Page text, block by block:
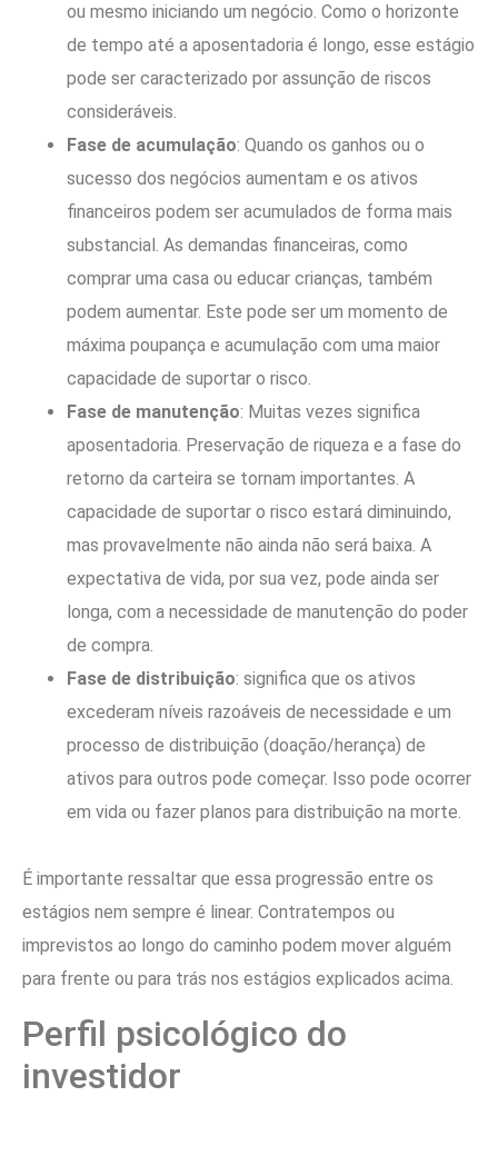
ou mesmo iniciando um negócio. Como o horizonte
de tempo até a aposentadoria é longo, esse estágio
pode ser caracterizado por assunção de riscos
consideráveis.
Fase de acumulação: Quando os ganhos ou o
sucesso dos negócios aumentam e os ativos
financeiros podem ser acumulados de forma mais
substancial. As demandas financeiras, como
comprar uma casa ou educar crianças, também
podem aumentar. Este pode ser um momento de
máxima poupança e acumulação com uma maior
capacidade de suportar o risco.
Fase de manutenção: Muitas vezes significa
aposentadoria. Preservação de riqueza e a fase do
retorno da carteira se tornam importantes. A
capacidade de suportar o risco estará diminuindo,
mas provavelmente não ainda não será baixa. A
expectativa de vida, por sua vez, pode ainda ser
longa, com a necessidade de manutenção do poder
de compra.
Fase de distribuição: significa que os ativos
excederam níveis razoáveis de necessidade e um
processo de distribuição (doação/herança) de
ativos para outros pode começar. Isso pode ocorrer
em vida ou fazer planos para distribuição na morte.
É importante ressaltar que essa progressão entre os
estágios nem sempre é linear. Contratempos ou
imprevistos ao longo do caminho podem mover alguém
para frente ou para trás nos estágios explicados acima.
Perfil psicológico do
investidor